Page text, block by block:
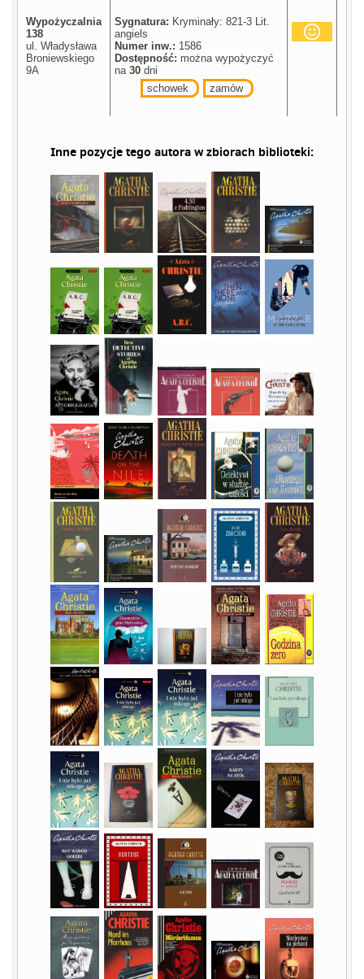
Wypożyczalnia
138
ul. Władysława
Broniewskiego
9A
Sygnatura: Kryminały: 821-3 Lit.
angiels
Numer inw.: 1586
Dostępność: można wypożyczyć
na30 dni
schowek
zamów
Inne pozycje tego autora w zbiorach biblioteki: